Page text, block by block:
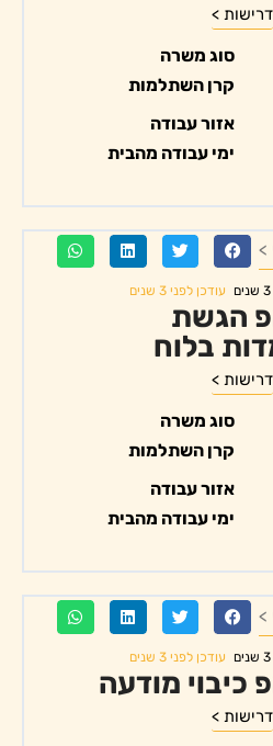
דרישות >
סוג משרה
קרן השתלמות
אזור עבודה
ימי עבודה מהבית
>
עודכן לפני 3 שנים
הגשת
בלוח
דרישות >
סוג משרה
קרן השתלמות
אזור עבודה
ימי עבודה מהבית
>
עודכן לפני 3 שנים
כיבוי מודעה
דרישות >